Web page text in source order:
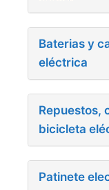
Baterias y
eléctrica
Repuestos,
bicicleta
Patinete